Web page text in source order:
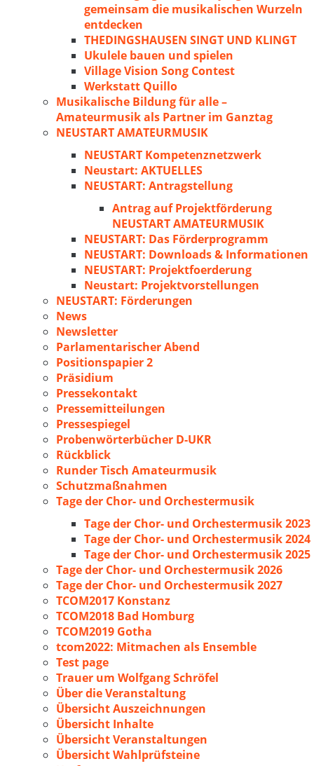
gemeinsam die musikalischen Wurzeln
entdecken
THEDINGSHAUSEN SINGT UND KLINGT
Ukulele bauen und spielen
Village Vision Song Contest
Werkstatt Quillo
Musikalische Bildung für alle –
Amateurmusik als Partner im Ganztag
NEUSTART AMATEURMUSIK
NEUSTART Kompetenznetzwerk
Neustart: AKTUELLES
NEUSTART: Antragstellung
Antrag auf Projektförderung
NEUSTART AMATEURMUSIK
NEUSTART: Das Förderprogramm
NEUSTART: Downloads & Informationen
NEUSTART: Projektfoerderung
Neustart: Projektvorstellungen
NEUSTART: Förderungen
News
Newsletter
Parlamentarischer Abend
Positionspapier 2
Präsidium
Pressekontakt
Pressemitteilungen
Pressespiegel
Probenwörterbücher D-UKR
Rückblick
Runder Tisch Amateurmusik
Schutzmaßnahmen
Tage der Chor- und Orchestermusik
Tage der Chor- und Orchestermusik 2023
Tage der Chor- und Orchestermusik 2024
Tage der Chor- und Orchestermusik 2025
Tage der Chor- und Orchestermusik 2026
Tage der Chor- und Orchestermusik 2027
TCOM2017 Konstanz
TCOM2018 Bad Homburg
TCOM2019 Gotha
tcom2022: Mitmachen als Ensemble
Test page
Trauer um Wolfgang Schröfel
Über die Veranstaltung
Übersicht Auszeichnungen
Übersicht Inhalte
Übersicht Veranstaltungen
Übersicht Wahlprüfsteine